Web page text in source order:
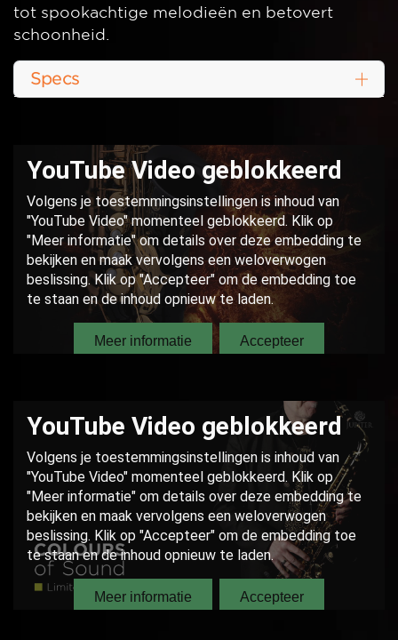
tot spookachtige melodieën en betovert
schoonheid.
Specs